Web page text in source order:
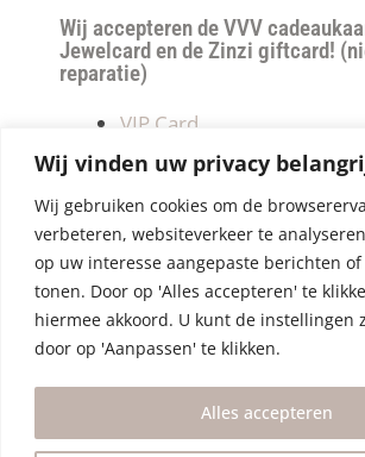
Wij vinden uw privacy
Wij gebruiken cookies om de
verbeteren, websiteverkeer te
op uw interesse aangepaste berichten
tonen. Door op 'Alles accepteren' te
hiermee akkoord. U kunt de instellingen
door op 'Aanpassen' te klikken.
Alles accepteren
Wij accepteren de VVV
Jewelcard en de Zinzi giftcard!
reparatie)
VIP Card
Retourneren
Betalen & verzendkosten
Privacy Policy
Algemene Voorwaarden